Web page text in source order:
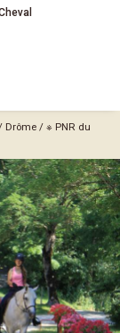
Drôme /※ PNR du